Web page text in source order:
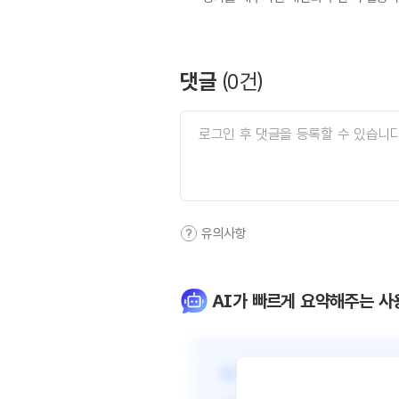
댓글 (0건)
유의사항
AI가 빠르게 요약해주는 사